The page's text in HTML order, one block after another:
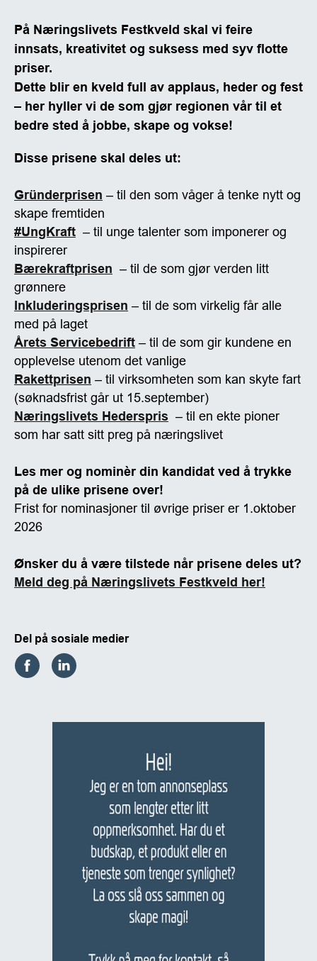
På Næringslivets Festkveld skal vi feire
innsats, kreativitet og suksess med syv flotte
priser.
​​​​Dette blir en kveld full av applaus, heder og fest
– her hyller vi de som gjør regionen vår til et
bedre sted å jobbe, skape og vokse!
Disse prisene skal deles ut:
Gründerprisen – til den som våger å tenke nytt og
skape fremtiden
#UngKraft – til unge talenter som imponerer og
inspirerer
Bærekraftprisen – til de som gjør verden litt
grønnere
Inkluderingsprisen – til de som virkelig får alle
med på laget
Årets Servicebedrift – til de som gir kundene en
opplevelse utenom det vanlige
Rakettprisen – til virksomheten som kan skyte fart
(søknadsfrist går ut 15.september)
Næringslivets Hederspris – til en ekte pioner
som har satt sitt preg på næringslivet
Les mer og nominèr din kandidat ved å trykke
på de ulike prisene over!
Frist for nominasjoner til øvrige priser er 1.oktober
2026
Ønsker du å være tilstede når prisene deles ut?
Meld deg på Næringslivets Festkveld her!
Del på sosiale medier